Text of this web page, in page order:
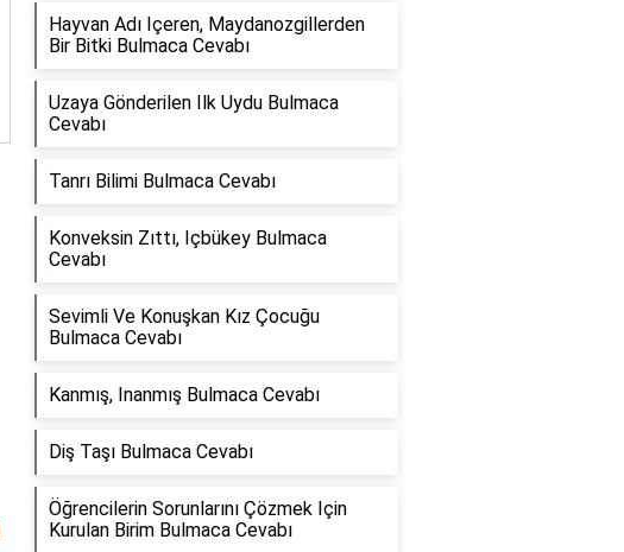
Hayvan Adı Içeren, Maydanozgillerden
Bir Bitki Bulmaca Cevabı
Uzaya Gönderilen Ilk Uydu Bulmaca
Cevabı
Tanrı Bilimi Bulmaca Cevabı
Konveksin Zıttı, Içbükey Bulmaca
Cevabı
Sevimli Ve Konuşkan Kız Çocuğu
Bulmaca Cevabı
Kanmış, Inanmış Bulmaca Cevabı
Diş Taşı Bulmaca Cevabı
Öğrencilerin Sorunlarını Çözmek Için
Kurulan Birim Bulmaca Cevabı